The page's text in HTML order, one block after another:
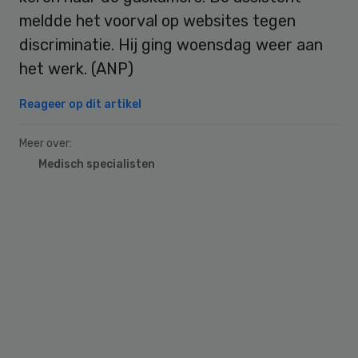
meldde het voorval op websites tegen
discriminatie. Hij ging woensdag weer aan
het werk. (ANP)
Reageer op dit artikel
Meer over:
Medisch specialisten